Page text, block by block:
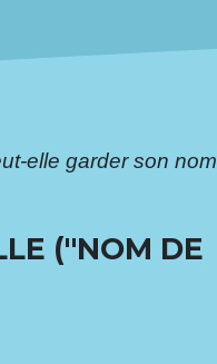
elle garder son nom
("NOM DE